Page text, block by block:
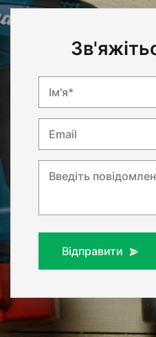
Ім'я*
Email
Введіть
Відправити